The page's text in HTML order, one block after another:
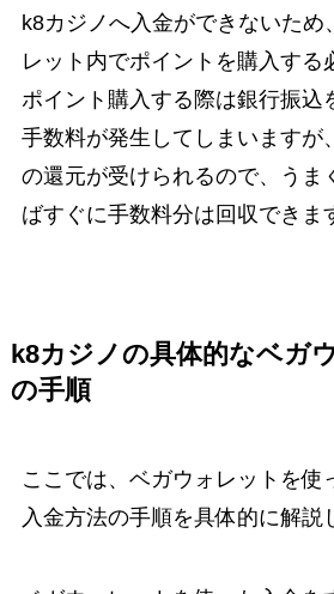
k8カジノへ入金ができないため
レット内でポイントを購入する
ポイント購入する際は銀行振込
手数料が発生してしまいますが
の還元が受けられるので、うま
ばすぐに手数料分は回収できま
k8カジノの具体的なベガ
の手順
ここでは、ベガウォレットを使
入金方法の手順を具体的に解説